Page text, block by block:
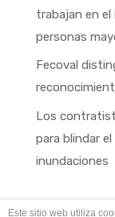
trabajan en
personas
Fecoval
Los
para blindar
inundaciones
Este sitio web utiliza